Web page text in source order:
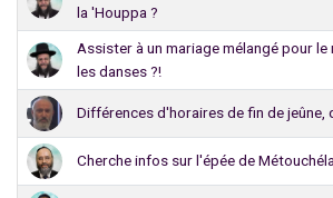
la 'Houppa ?
Assister à un mariage mélangé pour
les danses ?!
Différences d'horaires de fin de jeûne,
Cherche infos sur l'épée de